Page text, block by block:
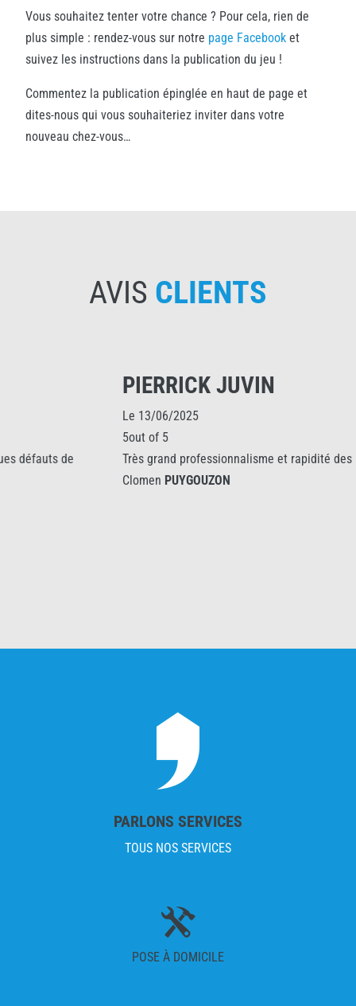
Vous souhaitez tenter votre chance ? Pour cela, rien de
plus simple : rendez-vous sur notre page Facebook et
suivez les instructions dans la publication du jeu !
Commentez la publication épinglée en haut de page et
dites-nous qui vous souhaiteriez inviter dans votre
nouveau chez-vous…
AVIS CLIENTS
PIERRICK JUVIN
Très grand professionnalisme et rapidité des installateurs
PUYGOUZON
PARLONS SERVICES
TOUS NOS SERVICES
POSE À DOMICILE